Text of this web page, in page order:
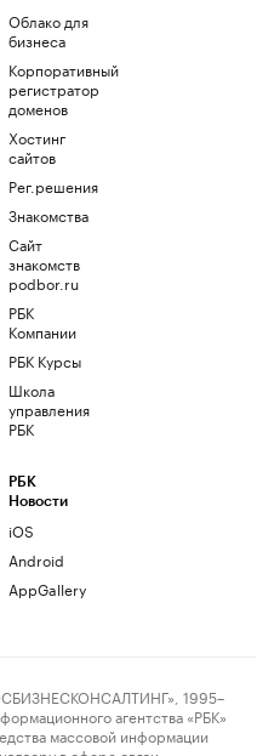
Облако для
бизнеса
Корпоративный
регистратор
доменов
Хостинг
сайтов
Рег.решения
Знакомства
Сайт
знакомств
podbor.ru
РБК
Компании
РБК Курсы
Школа
управления
РБК
РБК
Новости
iOS
Android
AppGallery
1995–
агентства «РБК»
массовой информации